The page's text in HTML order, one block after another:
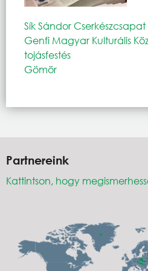
Sík Sándor Cserkészcsapat
Genfi Magyar Kulturális
tojásfestés
Gömör
Partnereink
Kattintson, hogy